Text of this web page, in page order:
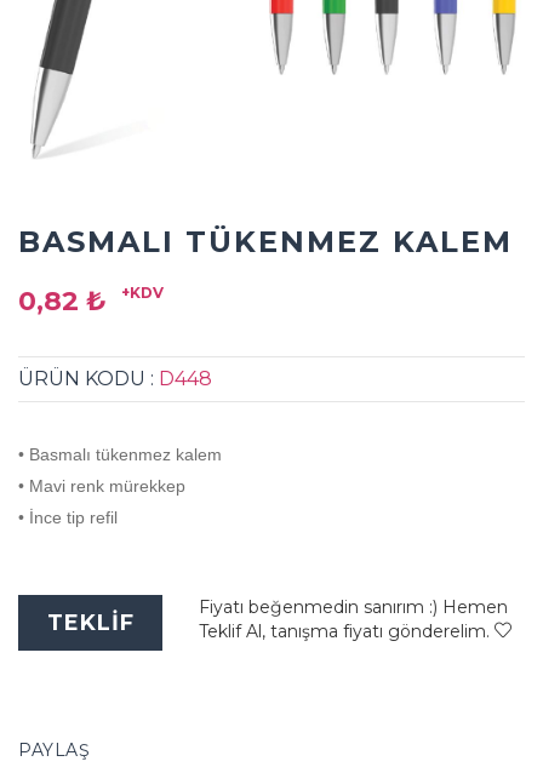
BASMALI TÜKENMEZ KALEM
0,82 ₺ +KDV
ÜRÜN KODU : D448
• Basmalı tükenmez kalem
• Mavi renk mürekkep
• İnce tip refil
TEKLİF
Fiyatı beğenmedin sanırım :) Hemen
Teklif Al, tanışma fiyatı gönderelim.
PAYLAŞ